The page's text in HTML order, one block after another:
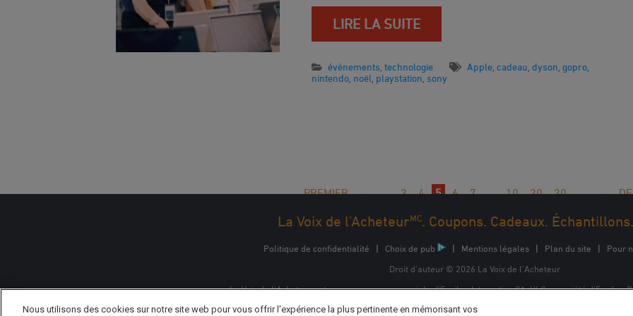
LIRE LA SUITE
événements ,technologie Apple ,cadeau ,dyson ,gopro
nintendo noël playstation sony
PREMIER ← ... 3 4 5 6 7 ... 10 20 30 ... →
La Voix de l’AcheteurMC. Coupons. Cadeaux.
Politique de confidentialité | Choix de pub | Mentions légales | Plan du site | Pour
Droit d'auteur © 2026 La Voix de l'Acheteur
La Voix de l'Acheteur est une marque commerciale d'Epsilon Interactive CA, ULC, propriété d'Epsilon
Nous utilisons des cookies sur notre site web pour vous offrir l'expérience la plus pertinente en mémorisant vos